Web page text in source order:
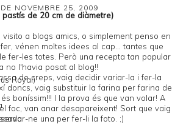
de 20 cm de diàmetre)
Royal)
DE NOVEMBRE 25, 2009
a blogs amics, o simplement penso en
vénen moltes idees al cap... tantes que
fer-les totes. Però una recepta tan popular
no l'havia posat al blog!!
de creps, vaig decidir variar-la i fer-la
doncs, vaig substituir la farina per farina de
boníssim!!! I la prova és que van volar! A
foc, van anar desapareixent! Sort que vaig
ne una per fer-li la foto. ;)